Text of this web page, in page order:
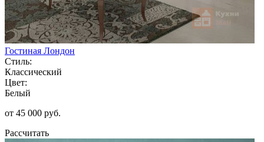
Гостиная Лондон
Стиль:
Классический
Цвет:
Белый
от 45 000 руб.
Рассчитать